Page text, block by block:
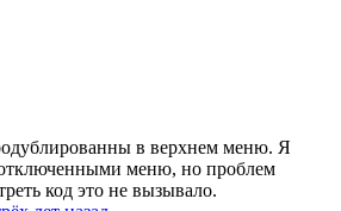
в верхнем меню. Я
меню, но проблем
код это не вызывало.